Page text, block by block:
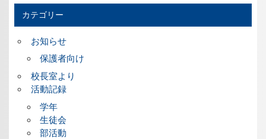
カテゴリー
お知らせ
保護者向け
校長室より
活動記録
学年
生徒会
部活動